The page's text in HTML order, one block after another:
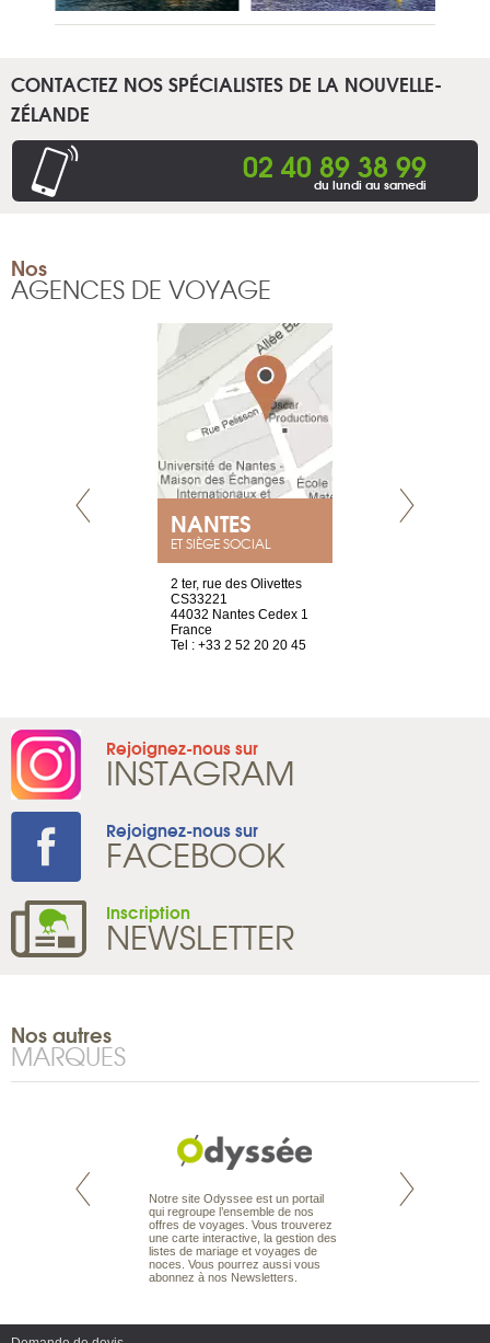
CONTACTEZ NOS SPÉCIALISTES DE LA NOUVELLE-
ZÉLANDE
02 40 89 38 99
du lundi au samedi
Nos
AGENCES DE VOYAGE
NANTES
ET SIÈGE SOCIAL
2 ter, rue des Olivettes
CS33221
44032 Nantes Cedex 1
France
Tel : +33 2 52 20 20 45
Rejoignez-nous sur
INSTAGRAM
Rejoignez-nous sur
FACEBOOK
Inscription
NEWSLETTER
Nos autres
MARQUES
est le spécialiste
Notre site Odyssee est un portail
qui regroupe l’ensemble de nos
offres de voyages. Vous trouverez
une carte interactive, la gestion des
listes de mariage et voyages de
noces. Vous pourrez aussi vous
abonnez à nos Newsletters.
Depuis bientôt 30